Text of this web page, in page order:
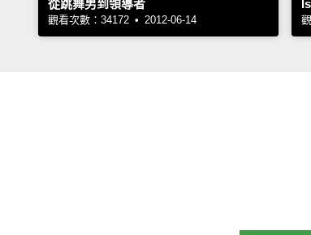
從跳舞男到領導者
觀看次數：34172 • 2012-06-14